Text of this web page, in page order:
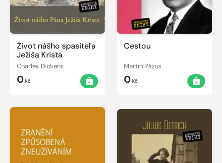
Život nášho spasiteľa
Ježiša Krista
Charles Dickens
0Kč
Cestou
Martin Rázus
0Kč